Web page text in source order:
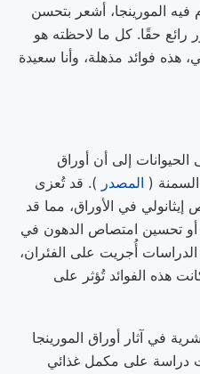
المورينجا، أشعر بتحسن
حقًا. كل ما لاحظته هو
هذه فوائد مذهلة، وأنا سعيدة
إلى أن أوراق
( المصدر ). قد تُعزى
في الأوراق، مما قد
أو تحسين امتصاص الدهون في
أُجريت على الفئران،
هذه الفوائد تُؤثر على
في آثار أوراق المورينجا
دراسة على مكمل غذائي